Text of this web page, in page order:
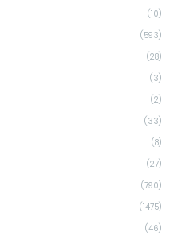
(10)
(593)
(28)
(3)
(2)
(33)
(8)
(27)
(790)
(1475)
(46)